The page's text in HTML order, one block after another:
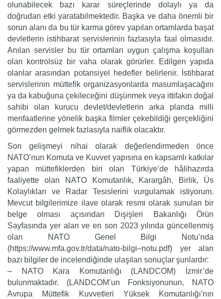
olunabilecek bazı karar süreçlerinde dolaylı ya da
doğrudan etki yaratabilmektedir. Başka ve daha önemli bir
sorun alanı da bu tür karma görev yapılan ortamlarda başat
devletlerin istihbarat servislerinin fazlasıyla faal olmasıdır.
Anılan servisler bu tür ortamları uygun çalışma koşulları
olan kontrolsüz bir vaha olarak görürler. Edilgen yapıda
olanlar arasından potansiyel hedefler belirlenir. İstihbarat
servislerinin müttefik organizasyonlarda masumlaşacağını
ya da kabuğuna çekileceğini düşünmek veya ittifakın doğal
sahibi olan kurucu devlet/devletlerin arka planda milli
menfaatlerine yönelik başka filmler çekebildiği gerçekliğini
görmezden gelmek fazlasıyla naiflik olacaktır.
Son gelişmeyi nihai olarak değerlendirmeden önce
NATO’nun Komuta ve Kuvvet yapısına en kapsamlı katkılar
yapan müttefiklerden biri olan Türkiye’de hâlihazırda
faaliyette olan NATO Komutanlık, Karargâh, Birlik, Üs
Kolaylıkları ve Radar Tesislerini vurgulamak istiyorum.
Mevcut bilgilerimize ilave olarak resmi olarak sunulan bir
belge olması açısından Dışişleri Bakanlığı Örün
Sayfasında yer alan ve en son 2023 yılında güncellenmiş
olan NATO Genel Bilgi Notu’nda
(https://www.mfa.gov.tr/data/nato-bilgi–notu.pdf) yer alan
bazı bilgiler de incelendiğinde ulaşılan sonuçlar şunlardır:
– NATO Kara Komutanlığı (LANDCOM) İzmir’de
bulunmaktadır. (LANDCOM’un Fonksiyonunun, NATO
Avrupa Müttefik Kuvvetleri Yüksek Komutanlığı’nın